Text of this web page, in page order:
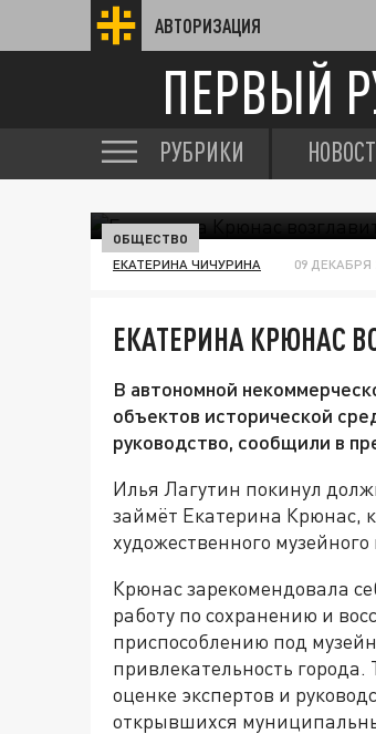
АВТОРИЗАЦИЯ
ПЕРВЫЙ
РУБРИКИ
ОБЩЕСТВО
ЕКАТЕРИНА ЧИЧУРИНА 09 ДЕКАБРЯ
ЕКАТЕРИНА КРЮНАС
В автономной
объектов исторической
руководство, сообщили в
Илья Лагутин покинул
займёт Екатерина Крюнас,
художественного
Крюнас зарекомендовала
работу по сохранению и
приспособлению под
привлекательность
оценке экспертов и
открывшихся